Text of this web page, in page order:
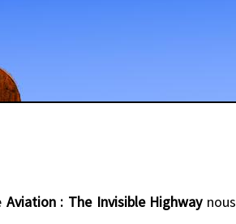
Aviation : The Invisible Highwaynous